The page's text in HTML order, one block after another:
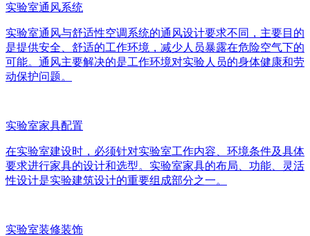
实验室通风系统
实验室通风与舒适性空调系统的通风设计要求不同，主要目的
是提供安全、舒适的工作环境，减少人员暴露在危险空气下的
可能。通风主要解决的是工作环境对实验人员的身体健康和劳
动保护问题。
实验室家具配置
在实验室建设时，必须针对实验室工作内容、环境条件及具体
要求进行家具的设计和选型。实验室家具的布局、功能、灵活
性设计是实验建筑设计的重要组成部分之一。
实验室装修装饰